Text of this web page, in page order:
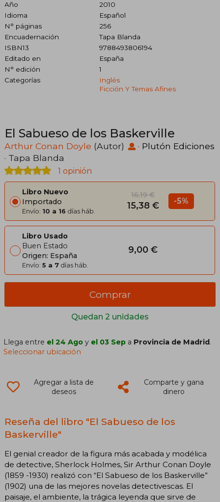
Año
2010
Idioma
Español
N° páginas
256
Encuadernación
Tapa Blanda
ISBN13
9788493806194
Editado en
España
N° edición
1
Categorías
Inglés
Ficción Y Temas Afines
El Sabueso de los Baskerville
Arthur Conan Doyle (Autor) · Plutón Ediciones
· Tapa Blanda
1 opinión
Libro Nuevo
Importado
Envío: 10 a 16 días háb.
16,19 €
15,38 € -5%
Libro Usado
Buen Estado
Origen: España
Envío: 5 a 7 días háb.
9,00 €
Quedan 2 unidades
Comprar
Llega entre el 24 Ago y el 03 Sep a Provincia de Madrid.
Seleccionar ubicación
Agregar a lista de
deseos
Comparte y gana
dinero
Reseña del libro "El Sabueso de los
Baskerville"
El genial creador de la figura más acabada y modélica
de detective, Sherlock Holmes, Sir Arthur Conan Doyle
(1859 -1930) realizó con “El Sabueso de los Baskerville”
(1902) una de las mejores novelas detectivescas. El
paisaje, el ambiente, la trágica leyenda que sirve de